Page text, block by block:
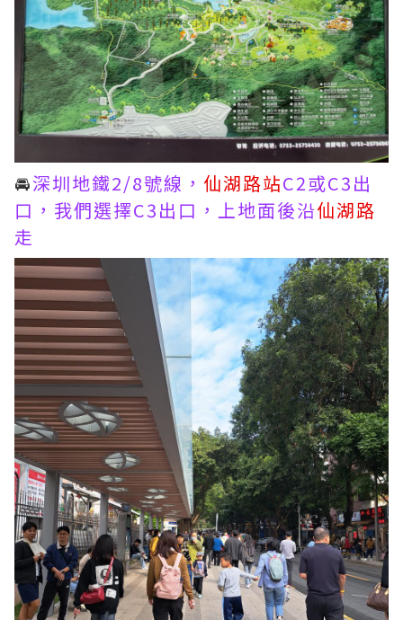
🚘深圳地鐵2/8號線， 仙湖路站C2或C3出
口，我們選擇C3出口，上地面後沿仙湖路
走